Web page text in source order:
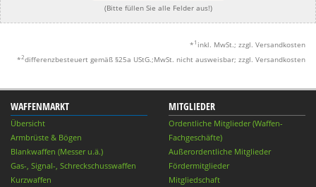
(Bitte füllen Sie alle Felder aus!)
* 1 inkl. MwSt.; zzgl. Versandkosten
*2differenzbesteuert gemäß §25a UStG.;MwSt. nicht ausweisbar; zzgl. Versandkosten
WAFFENMARKT
Übersicht
Armbrüste & Bögen
Blankwaffen (Messer u.ä.)
Gas-, Signal-, Schreckschusswaffen
Kurzwaffen
MITGLIEDER
Ordentliche Mitglieder (Waffen-
Fachgeschäfte)
Außerordentliche Mitglieder
Fördermitglieder
Mitgliedschaft